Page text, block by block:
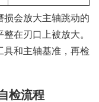
损会放大主轴跳动的
在刃口上被放大。
具和主轴基准，再检
检流程